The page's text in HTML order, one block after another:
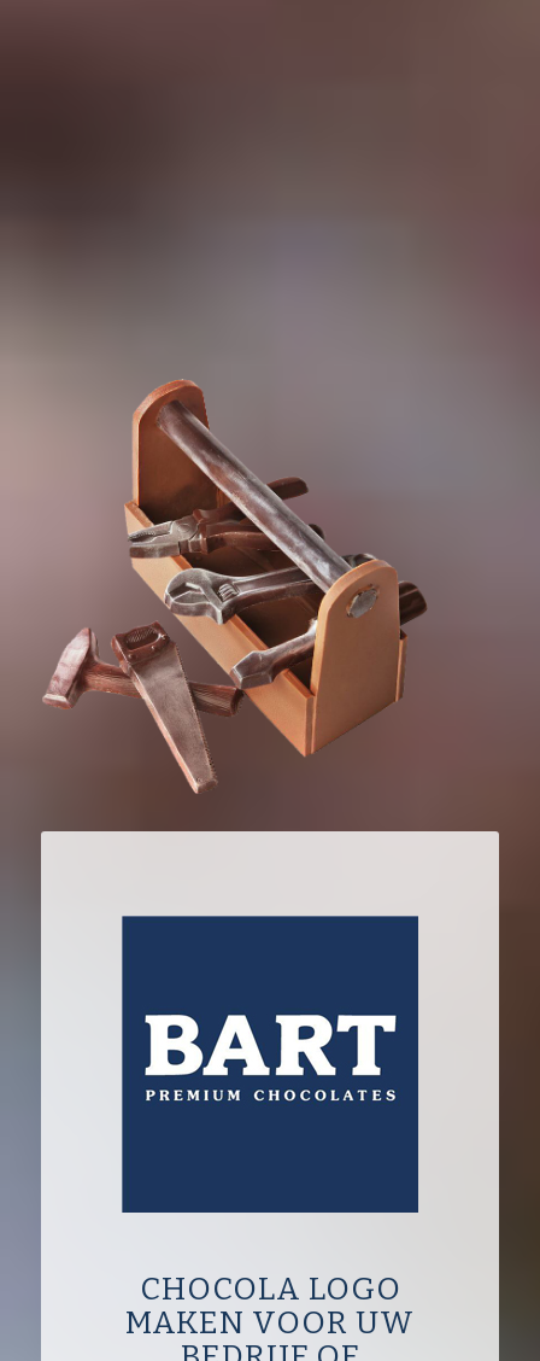
CHOCOLA LOGO
MAKEN VOOR UW